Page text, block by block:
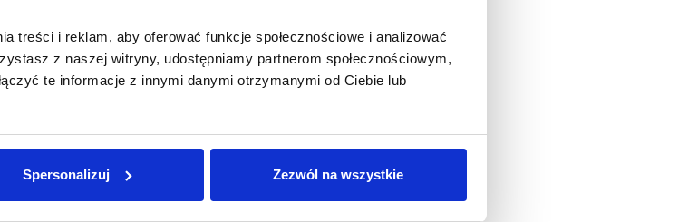
treści i reklam, aby oferować funkcje społecznościowe i analizować
z naszej witryny, udostępniamy partnerom społecznościowym,
te informacje z innymi danymi otrzymanymi od Ciebie lub
Spersonalizuj Zezwól na wszystkie
w Twoim stylu